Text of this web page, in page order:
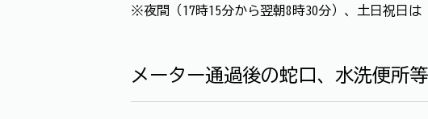
※夜間（17時15分から翌朝8時30分）、土日祝日は
メーター通過後の蛇口、水洗便所